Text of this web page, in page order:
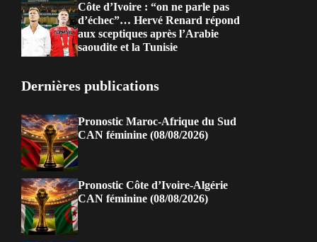
Côte d’Ivoire : “on ne parle pas
d’échec”… Hervé Renard répond
aux sceptiques après l’Arabie
saoudite et la Tunisie
Dernières publications
Pronostic Maroc-Afrique du Sud
CAN féminine (08/08/2026)
Pronostic Côte d’Ivoire-Algérie
CAN féminine (08/08/2026)